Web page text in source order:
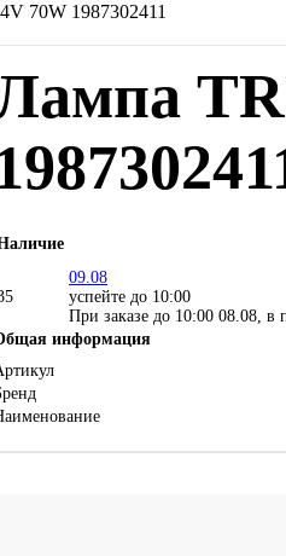
70W 1987302411
09.08
успейте до 10:00
При заказе до 10:00 08.08, в
информация